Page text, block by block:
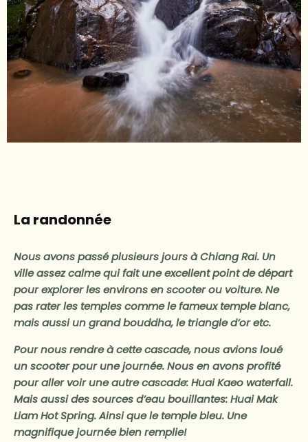
La randonnée
Nous avons passé plusieurs jours à Chiang Rai. Un
ville assez calme qui fait une excellent point de départ
pour explorer les environs en scooter ou voiture. Ne
pas rater les temples comme le fameux temple blanc,
mais aussi un grand bouddha, le triangle d’or etc.
Pour nous rendre à cette cascade, nous avions loué
un scooter pour une journée. Nous en avons profité
pour aller voir une autre cascade: Huai Kaeo waterfall.
Mais aussi des sources d’eau bouillantes: Huai Mak
Liam Hot Spring. Ainsi que le temple bleu. Une
magnifique journée bien remplie!